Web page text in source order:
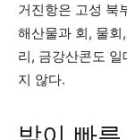
거진항은 고성 북
해산물과 회, 물
리, 금강산콘도
지 않다.